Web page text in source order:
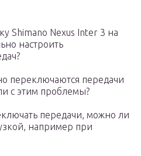
Shimano Nexus Inter 3 на
настроить
переключаются передачи
с этим проблемы?
передачи, можно ли
например при